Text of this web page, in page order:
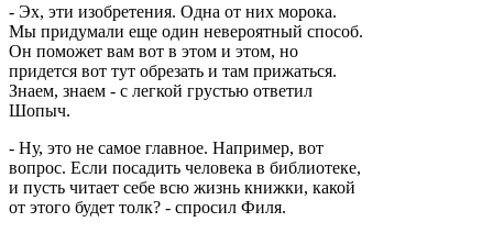
- Эх, эти изобретения. Одна от них морока.
Мы придумали еще один невероятный способ.
Он поможет вам вот в этом и этом, но
придется вот тут обрезать и там прижаться.
Знаем, знаем - с легкой грустью ответил
Шопыч.
- Ну, это не самое главное. Например, вот
вопрос. Если посадить человека в библиотеке,
и пусть читает себе всю жизнь книжки, какой
от этого будет толк? - спросил Филя.